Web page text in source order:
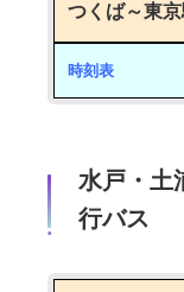
つくば～東
時刻表
水戸・
行バス